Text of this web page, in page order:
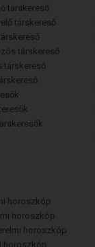
társkereső
társkereső
társkereső
társkereső
horoszkóp
horoszkóp
horoszkóp
horoszkóp